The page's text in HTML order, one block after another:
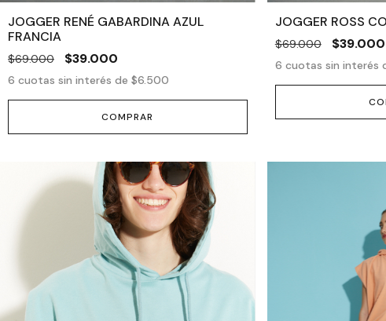
JOGGER RENÉ GABARDINA AZUL
FRANCIA
$69.000 $39.000
6 cuotas sin interés de $6.500
COMPRAR
JOGGER ROSS
$69.000 $39.000
6 cuotas sin interés